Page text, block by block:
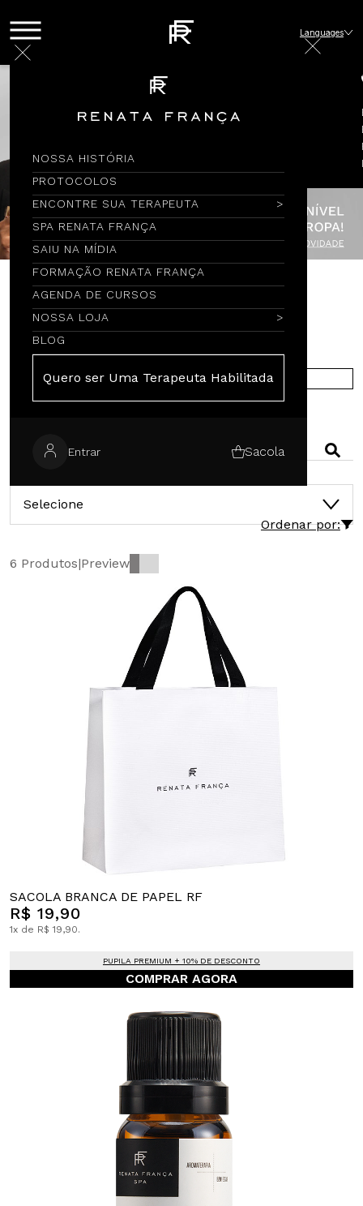
NOSSA HISTÓRIA
PROTOCOLOS
ENCONTRE SUA TERAPEUTA
SPA RENATA FRANÇA
SAIU NA MÍDIA
FORMAÇÃO RENATA FRANÇA
AGENDA DE CURSOS
NOSSA LOJA
BLOG
Quero ser Uma Terapeuta Habilitada
Entrar Sacola
Languages
Encontre por Nome
COMPRE NA EUROPA
Selecione
Ordenar por:
6 Produtos|Preview
SACOLA BRANCA DE PAPEL RF
R$ 19,90
1x de R$ 19,90.
PUPILA PREMIUM + 10% DE DESCONTO
COMPRAR AGORA